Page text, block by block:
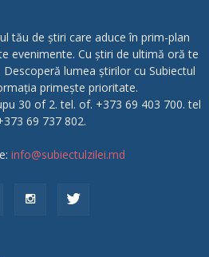
tău de știri care aduce în prim-plan
evenimente. Cu știri de ultimă oră te
lumea știrilor cu Subiectul
primește prioritate.
30 of 2. tel. of. +373 69 403 700. tel
69 737 802.
info@subiectulzilei.md